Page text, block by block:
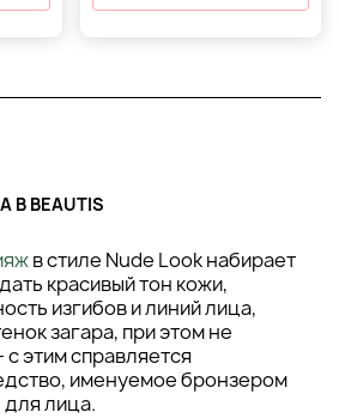
BEAUTIS
в стиле Nude Look набирает
красивый тон кожи,
изгибов и линий лица,
загара, при этом не
этим справляется
именуемое бронзером
лица.